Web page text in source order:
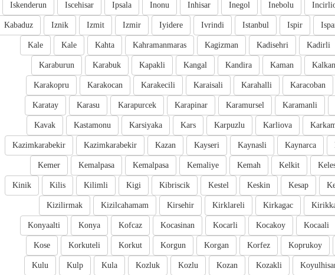
Inebolu
Inegol
Inhisar
Inonu
Ipsala
Iscehisar
Iskenderun
Ispir
Istanbul
Ivrindi
Iyidere
Izmir
Izmit
Iznik
Kabaduz
Kadirli
Kadisehri
Kagizman
Kahramanmaras
Kahta
Kale
Kale
Kaman
Kandira
Kangal
Kapakli
Karabuk
Karaburun
Karacoban
Karahalli
Karaisali
Karakecili
Karakocan
Karakopru
Karamanli
Karamursel
Karapinar
Karapurcek
Karasu
Karatay
Karliova
Karpuzlu
Kars
Karsiyaka
Kastamonu
Kavak
Kaynarca
Kaynasli
Kayseri
Kazan
Kazimkarabekir
Kazimkarabekir
Kelkit
Kemah
Kemaliye
Kemalpasa
Kemalpasa
Kemer
Kesap
Keskin
Kestel
Kibriscik
Kigi
Kilimli
Kilis
Kinik
Kirkagac
Kirklareli
Kirsehir
Kizilcahamam
Kizilirmak
Kocaali
Kocakoy
Kocarli
Kocasinan
Kofcaz
Konya
Konyaalti
Koprukoy
Korfez
Korgan
Korgun
Korkut
Korkuteli
Kose
Kozakli
Kozan
Kozlu
Kozluk
Kula
Kulp
Kulu